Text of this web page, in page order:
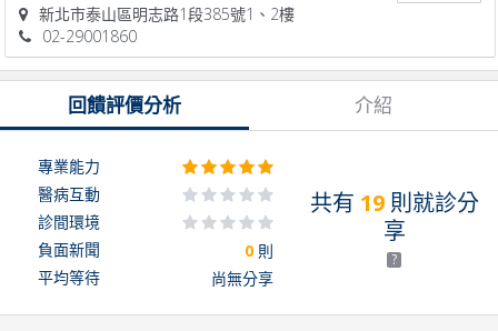
新北市泰山區明志路1段385號1、2樓
02-29001860
回饋評價分析 介紹
共有 19則就診分
享
?
專業能力
醫病互動
診間環境
負面新聞
0 則
平均等待
尚無分享